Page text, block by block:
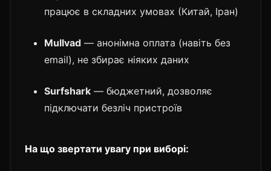
працює в складних умовах (Китай, Іран)
Mullvad — анонімна оплата (навіть без
email), не збирає ніяких даних
Surfshark — бюджетний, дозволяє
підключати безліч пристроїв
На що звертати увагу при виборі: